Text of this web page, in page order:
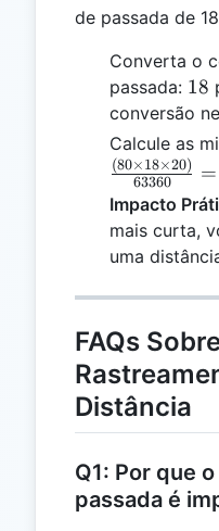
de passada de
Converta o
passada: 18
18
conversão
Calcule as
63360
(80×18×20) =
Impacto
mais curta,
uma
FAQs
Distância
Q1: Por que
passada é